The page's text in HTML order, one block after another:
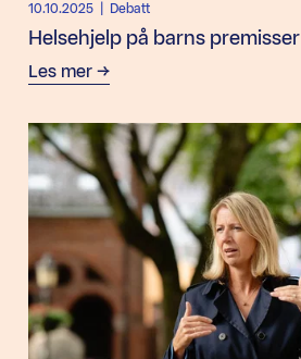
10.10.2025 | Debatt
Helsehjelp på barns premisser
Les mer